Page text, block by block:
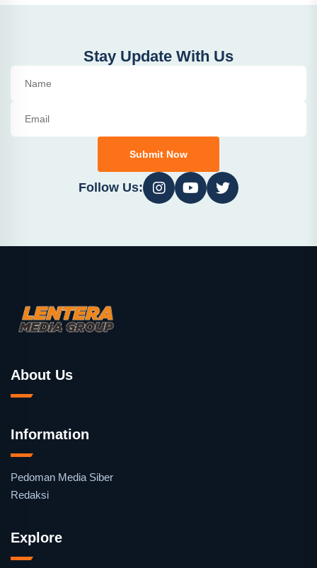
Stay Update With Us
Submit Now
Follow Us:
About Us
Information
Pedoman Media Siber
Redaksi
Explore